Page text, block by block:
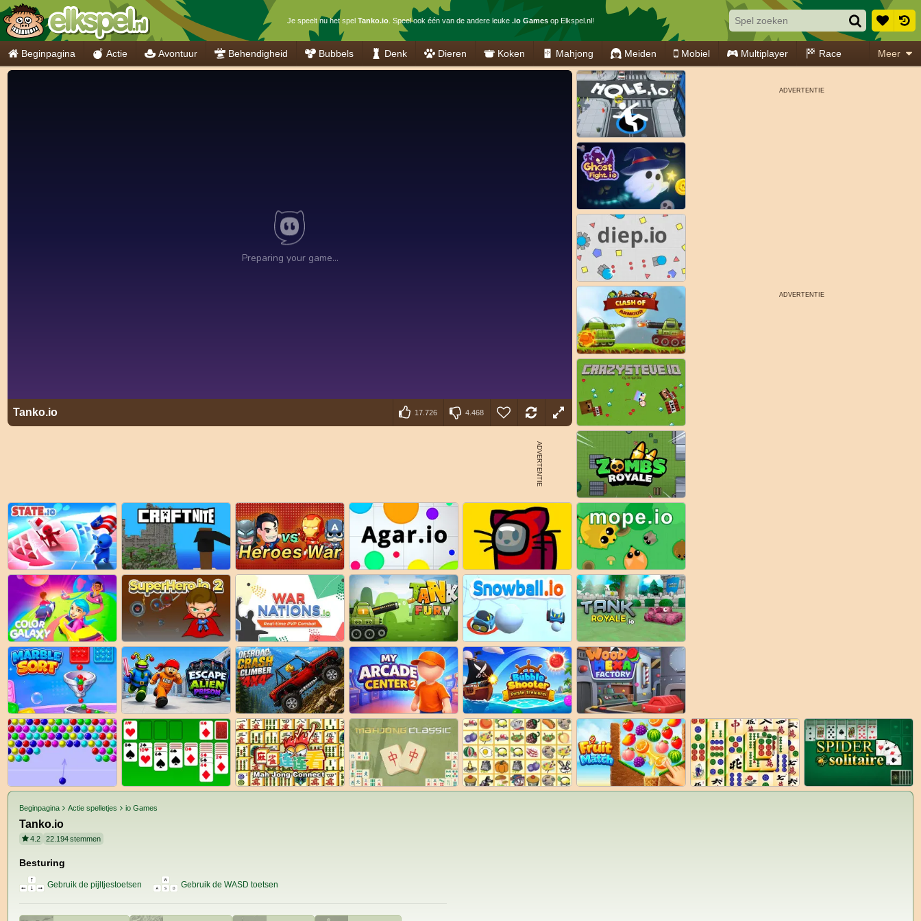
Je speelt nu het spel Tanko.io. Speel ook één van de andere leuke .io Gamesop Elkspel.nl!
Beginpagina Actie Avontuur Behendigheid Bubbels Denk Dieren Koken Mahjong Meiden Mobiel Multiplayer Race Meer
Tanko.io 17.726 4.468
Beginpagina Actie spelletjes io Games
Tanko.io
4.2 22.194stemmen
Besturing
Gebruik de pijltjestoetsen Gebruik de WASD toetsen